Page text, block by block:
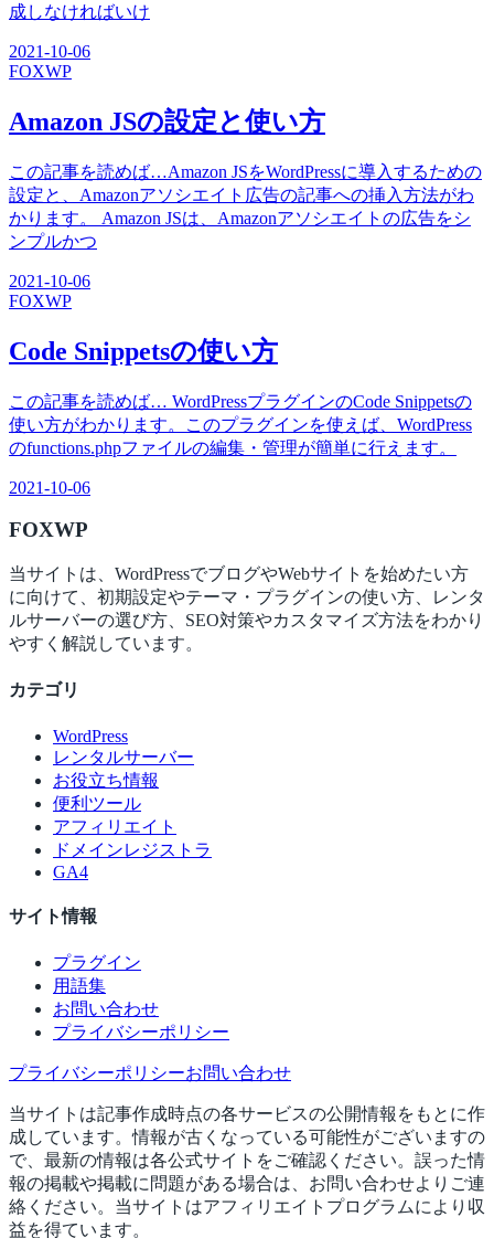
成しなければいけ
2021-10-06
FOXWP
Amazon JSの設定と使い方
この記事を読めば…Amazon JSをWordPressに導入するための
設定と、Amazonアソシエイト広告の記事への挿入方法がわ
かります。 Amazon JSは、Amazonアソシエイトの広告をシ
ンプルかつ
2021-10-06
FOXWP
Code Snippetsの使い方
この記事を読めば… WordPressプラグインのCode Snippetsの
使い方がわかります。このプラグインを使えば、WordPress
のfunctions.phpファイルの編集・管理が簡単に行えます。
2021-10-06
FOXWP
当サイトは、WordPressでブログやWebサイトを始めたい方
に向けて、初期設定やテーマ・プラグインの使い方、レンタ
ルサーバーの選び方、SEO対策やカスタマイズ方法をわかり
やすく解説しています。
カテゴリ
WordPress
レンタルサーバー
お役立ち情報
便利ツール
アフィリエイト
ドメインレジストラ
GA4
サイト情報
プラグイン
用語集
お問い合わせ
プライバシーポリシー
プライバシーポリシーお問い合わせ
当サイトは記事作成時点の各サービスの公開情報をもとに作
成しています。情報が古くなっている可能性がございますの
で、最新の情報は各公式サイトをご確認ください。誤った情
報の掲載や掲載に問題がある場合は、お問い合わせよりご連
絡ください。当サイトはアフィリエイトプログラムにより収
益を得ています。